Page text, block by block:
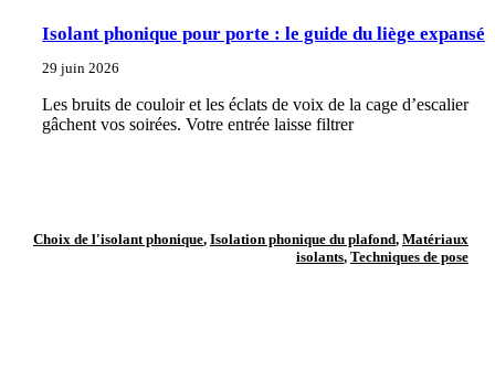
Isolant phonique pour porte : le guide du liège expansé
29 juin 2026
Les bruits de couloir et les éclats de voix de la cage d’escalier
gâchent vos soirées. Votre entrée laisse filtrer
Choix de l'isolant phonique, Isolation phonique du plafond, Matériaux
isolants, Techniques de pose